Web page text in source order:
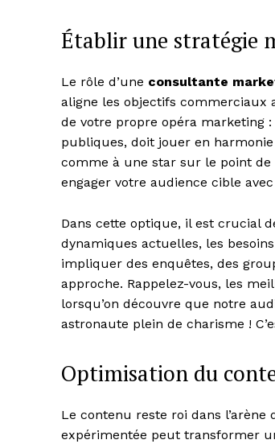
Établir une stratégie
Le rôle d’une consultante
aligne les objectifs commerciaux
de votre propre opéra marketing :
publiques, doit jouer en
comme à une star sur le point
engager votre audience cible
Dans cette optique, il est crucial
dynamiques actuelles, les
impliquer des enquêtes, des
approche. Rappelez-vous, les
lorsqu’on découvre que notre
astronaute plein de charisme !
Optimisation du
Le contenu reste roi dans
expérimentée peut transformer